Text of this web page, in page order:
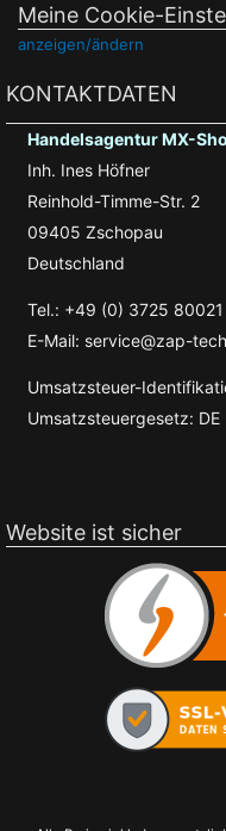
Meine Cookie-
anzeigen/ändern
KONTAKTDATEN
Handelsagentur MX-
Inh. Ines Höfner
Reinhold-Timme-Str. 2
09405 Zschopau
Deutschland
Tel.: +49 (0) 3725 80021
E-Mail: service@zap-
Umsatzsteuer-
Umsatzsteuergesetz:
Website ist sicher